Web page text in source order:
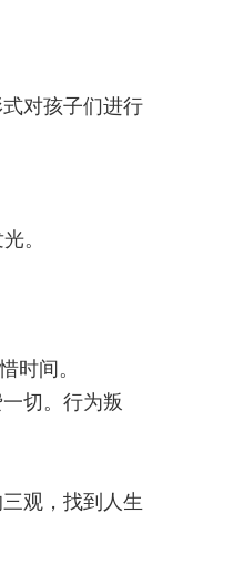
对孩子们进行
。
时间。
切。行为叛
观，找到人生